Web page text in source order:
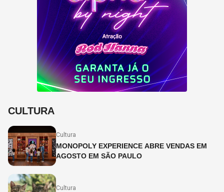
CULTURA
Cultura
MONOPOLY EXPERIENCE ABRE VENDAS EM
AGOSTO EM SÃO PAULO
Cultura